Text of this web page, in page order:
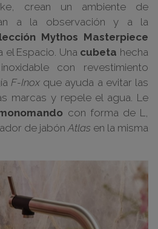
crean un ambiente de
a la observación y a la
Mythos Masterpiece
el Espacio. Una cubeta hecha
con revestimiento
F-Inoxque ayuda a evitar las
marcas y repele el agua. Le
con forma de L,
de jabónAtlas en la misma